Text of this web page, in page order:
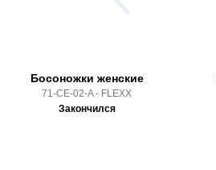
Босоножки женские
71-CE-02-A - FLEXX
Закончился